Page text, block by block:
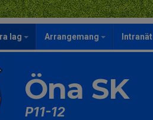
lag Arrangemang Intranät
Öna SK
P11-12